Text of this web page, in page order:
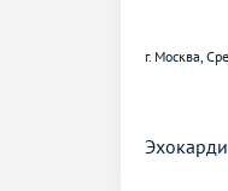
г. Москва,